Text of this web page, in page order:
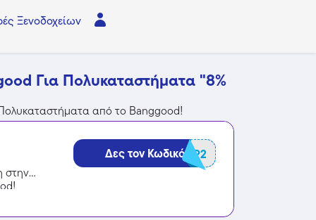
Ξενοδοχείων
Για Πολυκαταστήματα "8%
Πολυκαταστήματα από το Banggood!
στην
Δες τον Κωδικό
BGCARAP2